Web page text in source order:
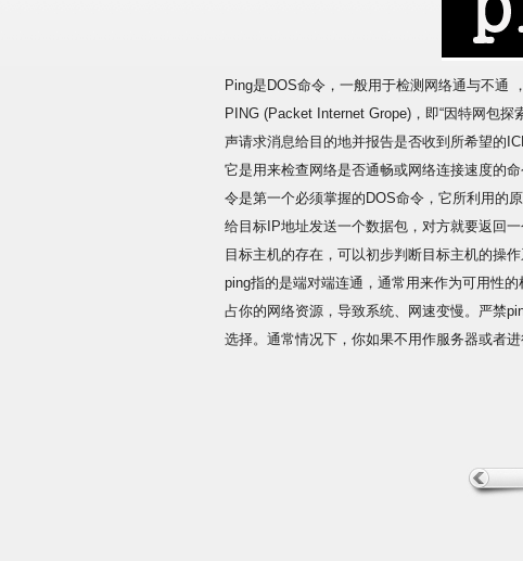
Ping是DOS命令，一般用于检测网络通与不通
PING (Packet Internet Grope)，即“因特网包
声请求消息给目的地并报告是否收到所希望的
它是用来检查网络是否通畅或网络连接速度的
令是第一个必须掌握的DOS命令，它所利用的
给目标IP地址发送一个数据包，对方就要返回
目标主机的存在，可以初步判断目标主机的操作
ping指的是端对端连通，通常用来作为可用性
占你的网络资源，导致系统、网速变慢。严禁
选择。通常情况下，你如果不用作服务器或者